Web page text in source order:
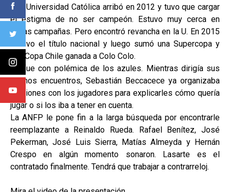
A la Universidad Católica arribó en 2012 y tuvo que cargar
el estigma de no ser campeón. Estuvo muy cerca en
varias campañas. Pero encontró revancha en la U. En 2015
obtuvo el título nacional y luego sumó una Supercopa y
una Copa Chile ganada a Colo Colo.
Se fue con polémica de los azules. Mientras dirigía sus
últimos encuentros, Sebastián Beccacece ya organizaba
reuniones con los jugadores para explicarles cómo quería
jugar o si los iba a tener en cuenta.
La ANFP le pone fin a la larga búsqueda por encontrarle
reemplazante a Reinaldo Rueda. Rafael Benítez, José
Pekerman, José Luis Sierra, Matías Almeyda y Hernán
Crespo en algún momento sonaron. Lasarte es el
contratado finalmente. Tendrá que trabajar a contrarreloj.